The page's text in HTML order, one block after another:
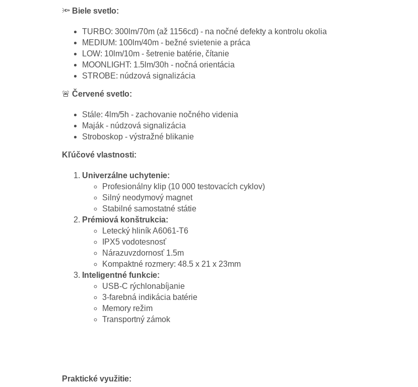
🔦 Biele svetlo:
TURBO: 300lm/70m (až 1156cd) - na nočné defekty a kontrolu okolia
MEDIUM: 100lm/40m - bežné svietenie a práca
LOW: 10lm/10m - šetrenie batérie, čítanie
MOONLIGHT: 1.5lm/30h - nočná orientácia
STROBE: núdzová signalizácia
🚨 Červené svetlo:
Stále: 4lm/5h - zachovanie nočného videnia
Maják - núdzová signalizácia
Stroboskop - výstražné blikanie
Kľúčové vlastnosti:
Univerzálne uchytenie:
Profesionálny klip (10 000 testovacích cyklov)
Silný neodymový magnet
Stabilné samostatné státie
Prémiová konštrukcia:
Letecký hliník A6061-T6
IPX5 vodotesnosť
Nárazuvzdornosť 1.5m
Kompaktné rozmery: 48.5 x 21 x 23mm
Inteligentné funkcie:
USB-C rýchlonabíjanie
3-farebná indikácia batérie
Memory režim
Transportný zámok
Praktické využitie: